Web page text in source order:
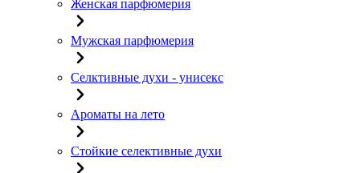
Женская парфюмерия
Мужская парфюмерия
Селктивные духи - унисекс
Ароматы на лето
Стойкие селективные духи